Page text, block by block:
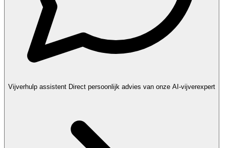
Vijverhulp assistent Direct persoonlijk advies van onze AI-vijverexpert